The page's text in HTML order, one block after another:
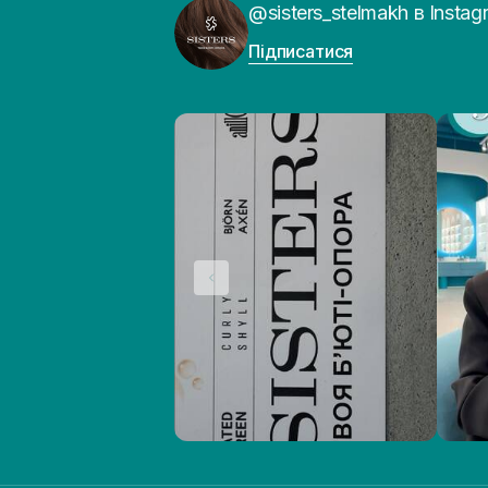
@sisters_stelmakh в
Підписатися